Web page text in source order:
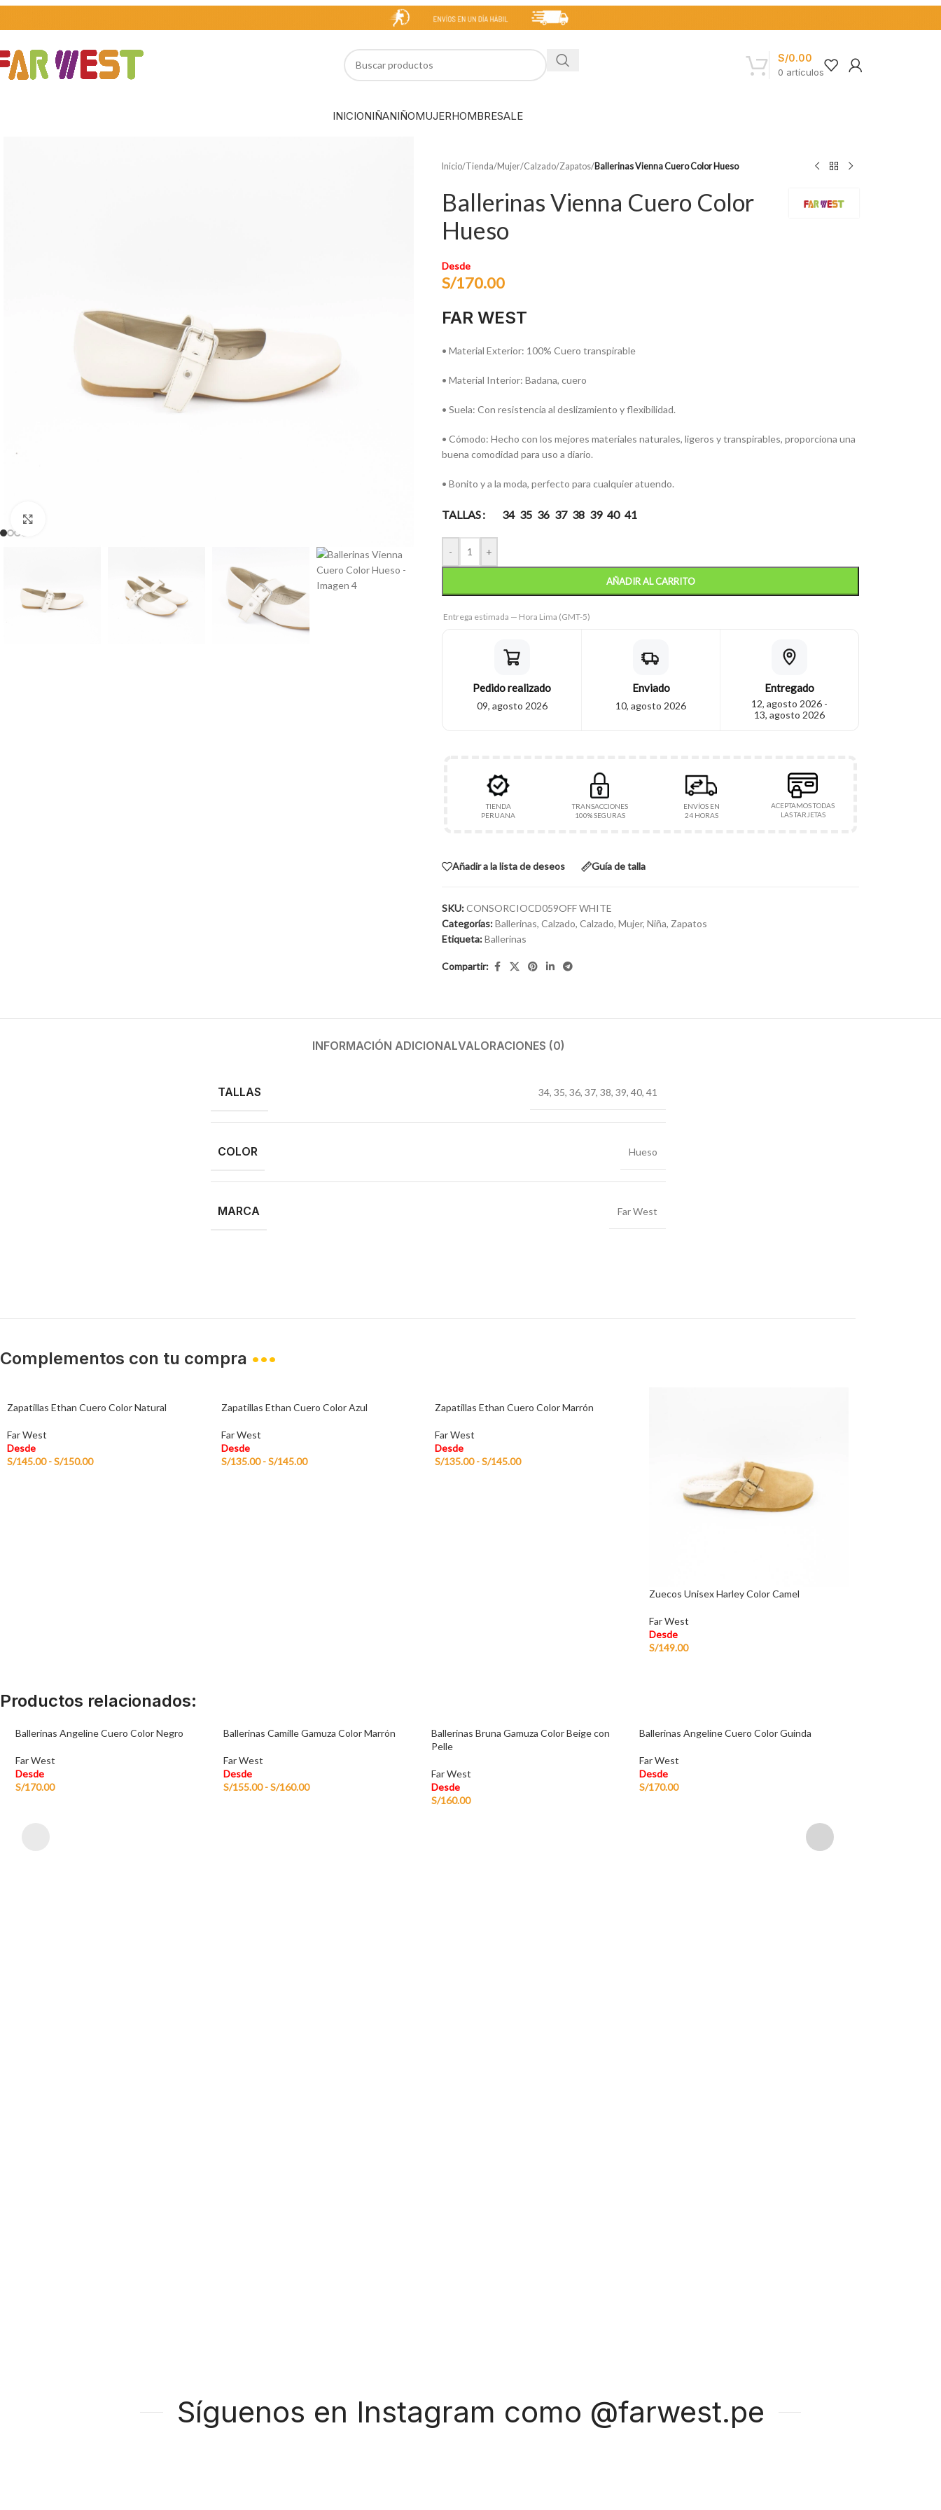
0 artículos
S/0.00
INICIONIÑANIÑOMUJERHOMBRESALE
Inicio/Tienda/Mujer/Calzado/Zapatos/Ballerinas Vienna Cuero Color Hueso
Ballerinas Vienna Cuero Color
Hueso
Desde
S/170.00
FAR WEST
• Material Exterior: 100% Cuero transpirable
• Material Interior: Badana, cuero
• Suela: Con resistencia al deslizamiento y flexibilidad.
• Cómodo: Hecho con los mejores materiales naturales, ligeros y transpirables, proporciona una
buena comodidad para uso a diario.
• Bonito y a la moda, perfecto para cualquier atuendo.
TALLAS 34 35 36 37 38 39 40 41
- +
AÑADIR AL CARRITO
Entrega estimada — Hora Lima (GMT-5)
Pedido realizado
09, agosto 2026
Enviado
10, agosto 2026
Entregado
12, agosto 2026 -
13, agosto 2026
TIENDA
PERUANA
TRANSACCIONES
100% SEGURAS
ENVÍOS EN
24 HORAS
ACEPTAMOS TODAS
LAS TARJETAS
Añadir a la lista de deseos Guía de talla
SKU:CONSORCIOCD059OFF WHITE
Categorías:Ballerinas, Calzado, Calzado, Mujer, Niña, Zapatos
Etiqueta:Ballerinas
Compartir:
INFORMACIÓN ADICIONALVALORACIONES (0)
TALLAS 34, 35, 36, 37, 38, 39, 40, 41
COLOR Hueso
MARCA Far West
Complementos con tu compra •••
Zapatillas Ethan Cuero Color Natural
Far West
Desde
S/145.00 -S/150.00
Zapatillas Ethan Cuero Color Azul
Far West
Desde
S/135.00 - S/145.00
Zapatillas Ethan Cuero Color Marrón
Far West
Desde
S/135.00 -S/145.00
Zuecos Unisex Harley Color Camel
Far West
Desde
S/149.00
Productos relacionados:
Ballerinas Angeline Cuero Color Negro
Far West
Desde
S/170.00
Ballerinas Camille Gamuza Color Marrón
Far West
Desde
S/155.00 -S/160.00
Ballerinas Bruna Gamuza Color Beige con
Pelle
Far West
Desde
S/160.00
Ballerinas Angeline Cuero Color Guinda
Far West
Desde
S/170.00
Síguenos en Instagram como @farwest.pe